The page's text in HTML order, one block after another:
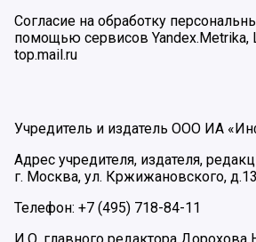
Согласие на обработку
помощью сервисов Yandex.Metrika,
top.mail.ru
Учредитель и издатель ООО ИА
Адрес учредителя, издателя,
г. Москва, ул. Кржижановского,
Телефон: +7 (495) 718-84-11